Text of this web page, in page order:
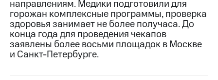
о технологиях
Достижения
Интервью
Финансовая
направлениям. Медики подготовили для
горожан комплексные программы, проверка
здоровья занимает не более получаса. До
конца года для проведения чекапов
заявлены более восьми площадок в Москве
и Санкт-Петербурге.